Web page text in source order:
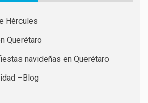
Hércules
Querétaro
navideñas en Querétaro
–Blog